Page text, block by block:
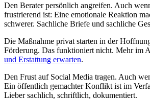
Den Berater persönlich angreifen. Auch
frustrierend ist: Eine emotionale Reaktion
schwerer. Sachliche Briefe und sachliche
Die Maßnahme privat starten in der
Förderung. Das funktioniert nicht. Mehr im
und Erstattung erwarten.
Den Frust auf Social Media tragen. Auch
Ein öffentlich gemachter Konflikt ist im
Lieber sachlich, schriftlich, dokumentiert.